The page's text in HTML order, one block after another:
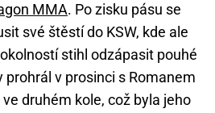
MMA. Po zisku pásu se
své štěstí do KSW, kde ale
stihl odzápasit pouhé
prohrál v prosinci s Romanem
druhém kole, což byla jeho